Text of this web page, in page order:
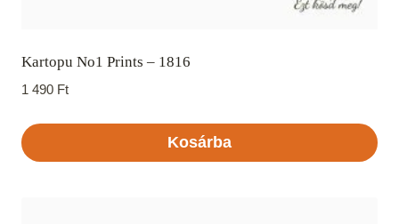
Kartopu No1 Prints – 1816
1 490 Ft
Kosárba